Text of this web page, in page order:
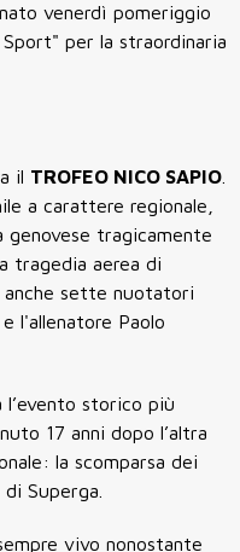
venerdì pomeriggio
per la straordinaria
il TROFEO NICO SAPIO
a carattere regionale,
tragicamente
tragedia aerea di
anche sette nuotatori
l'allenatore Paolo
storico più
17 anni dopo l’altra
la scomparsa dei
Superga.
vivo nonostante